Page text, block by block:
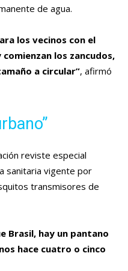
de agua.
los vecinos con el
los zancudos,
a circular”, afirmó
reviste especial
sanitaria vigente por
transmisores de
Brasil, hay un pantano
hace cuatro o cinco